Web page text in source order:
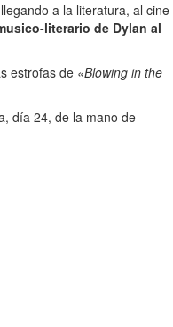
a la literatura, al cine
literario de Dylan al
estrofas de «Blowing in the
día 24, de la mano de